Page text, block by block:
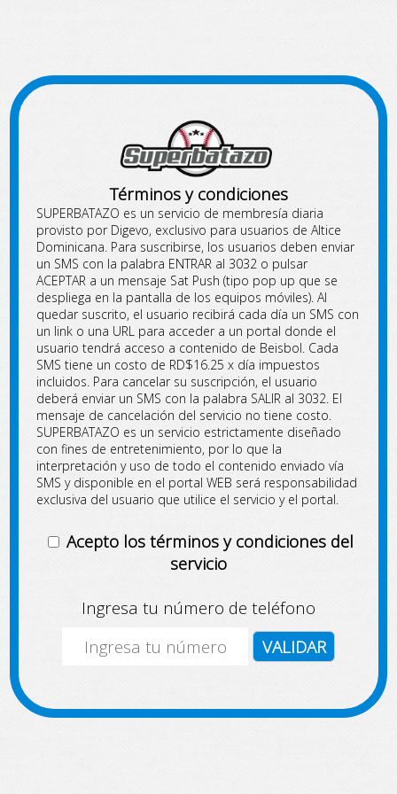
Términos y condiciones
SUPERBATAZO es un servicio de membresía diaria
provisto por Digevo, exclusivo para usuarios de Altice
Dominicana. Para suscribirse, los usuarios deben enviar
un SMS con la palabra ENTRAR al 3032 o pulsar
ACEPTAR a un mensaje Sat Push (tipo pop up que se
despliega en la pantalla de los equipos móviles). Al
quedar suscrito, el usuario recibirá cada día un SMS con
un link o una URL para acceder a un portal donde el
usuario tendrá acceso a contenido de Beisbol. Cada
SMS tiene un costo de RD$16.25 x día impuestos
incluidos. Para cancelar su suscripción, el usuario
deberá enviar un SMS con la palabra SALIR al 3032. El
mensaje de cancelación del servicio no tiene costo.
SUPERBATAZO es un servicio estrictamente diseñado
con fines de entretenimiento, por lo que la
interpretación y uso de todo el contenido enviado vía
SMS y disponible en el portal WEB será responsabilidad
exclusiva del usuario que utilice el servicio y el portal.
Acepto los términos y condiciones del
servicio
Ingresa tu número de teléfono